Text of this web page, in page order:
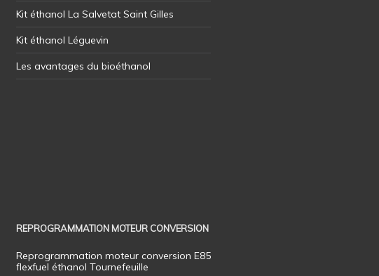
Kit éthanol La Salvetat Saint Gilles
Kit éthanol Léguevin
Les avantages du bioéthanol
REPROGRAMMATION MOTEUR CONVERSION
Reprogrammation moteur conversion E85
flexfuel éthanol Tournefeuille